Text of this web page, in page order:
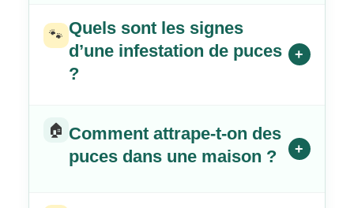
🐾 Quels sont les signes
d’une infestation de puces
?
+
🏠 Comment attrape-t-on des
puces dans une maison ?
+